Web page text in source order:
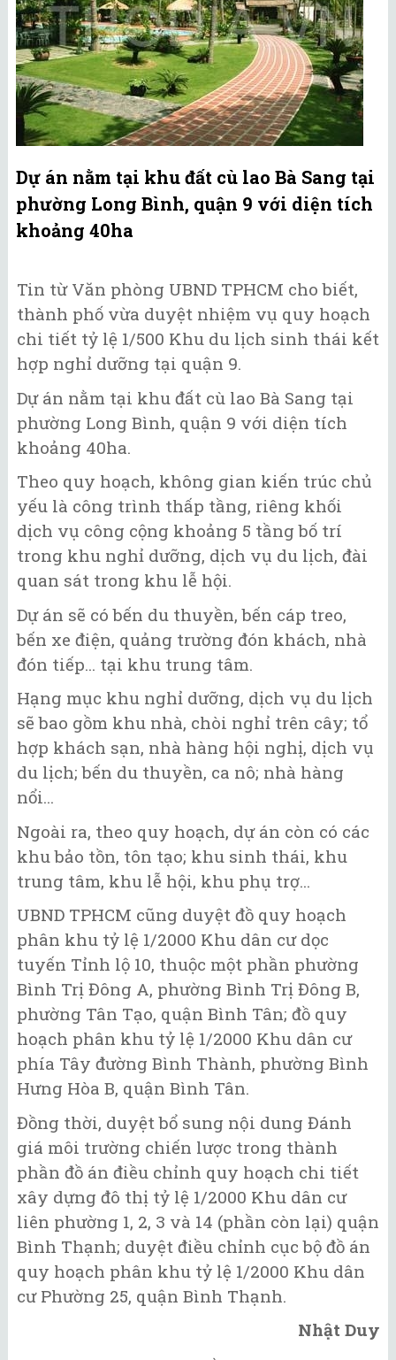
Dự án nằm tại khu đất cù lao Bà Sang tại
phường Long Bình, quận 9 với diện tích
khoảng 40ha
Tin từ Văn phòng UBND TPHCM cho biết,
thành phố vừa duyệt nhiệm vụ quy hoạch
chi tiết tỷ lệ 1/500 Khu du lịch sinh thái kết
hợp nghỉ dưỡng tại quận 9.
Dự án nằm tại khu đất cù lao Bà Sang tại
phường Long Bình, quận 9 với diện tích
khoảng 40ha.
Theo quy hoạch, không gian kiến trúc chủ
yếu là công trình thấp tầng, riêng khối
dịch vụ công cộng khoảng 5 tầng bố trí
trong khu nghỉ dưỡng, dịch vụ du lịch, đài
quan sát trong khu lễ hội.
Dự án sẽ có bến du thuyền, bến cáp treo,
bến xe điện, quảng trường đón khách, nhà
đón tiếp... tại khu trung tâm.
Hạng mục khu nghỉ dưỡng, dịch vụ du lịch
sẽ bao gồm khu nhà, chòi nghỉ trên cây; tổ
hợp khách sạn, nhà hàng hội nghị, dịch vụ
du lịch; bến du thuyền, ca nô; nhà hàng
nổi...
Ngoài ra, theo quy hoạch, dự án còn có các
khu bảo tồn, tôn tạo; khu sinh thái, khu
trung tâm, khu lễ hội, khu phụ trợ...
UBND TPHCM cũng duyệt đồ quy hoạch
phân khu tỷ lệ 1/2000 Khu dân cư dọc
tuyến Tỉnh lộ 10, thuộc một phần phường
Bình Trị Đông A, phường Bình Trị Đông B,
phường Tân Tạo, quận Bình Tân; đồ quy
hoạch phân khu tỷ lệ 1/2000 Khu dân cư
phía Tây đường Bình Thành, phường Bình
Hưng Hòa B, quận Bình Tân.
Đồng thời, duyệt bổ sung nội dung Đánh
giá môi trường chiến lược trong thành
phần đồ án điều chỉnh quy hoạch chi tiết
xây dựng đô thị tỷ lệ 1/2000 Khu dân cư
liên phường 1, 2, 3 và 14 (phần còn lại) quận
Bình Thạnh; duyệt điều chỉnh cục bộ đồ án
quy hoạch phân khu tỷ lệ 1/2000 Khu dân
cư Phường 25, quận Bình Thạnh.
Nhật Duy